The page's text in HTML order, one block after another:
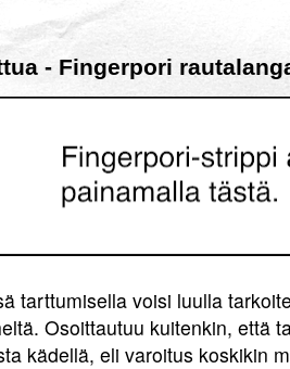
- Fingerpori
tarttumisella voisi luulla
Osoittautuu kuitenkin, että
kädellä, eli varoitus koskikin